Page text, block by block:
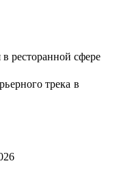
ресторанов
ресторанной сфере
трека в